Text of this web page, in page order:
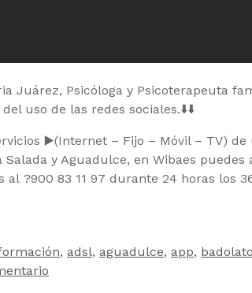
Juárez, Psicóloga y Psicoterapeuta
uso de las redes sociales.⬇️⬇️
▶️(Internet – Fijo – Móvil – TV)
Salada y Aguadulce, en Wibaes
al ?900 83 11 97 durante 24 horas los
, adsl, aguadulce, app,